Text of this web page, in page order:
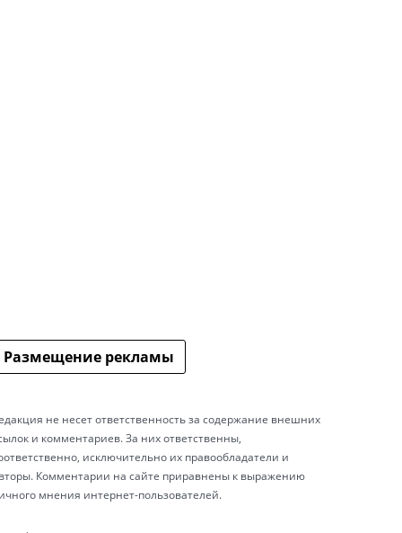
Размещение рекламы
не несет ответственность за содержание внешних
и комментариев. За них ответственны,
исключительно их правообладатели и
Комментарии на сайте приравнены к выражению
мнения интернет-пользователей.